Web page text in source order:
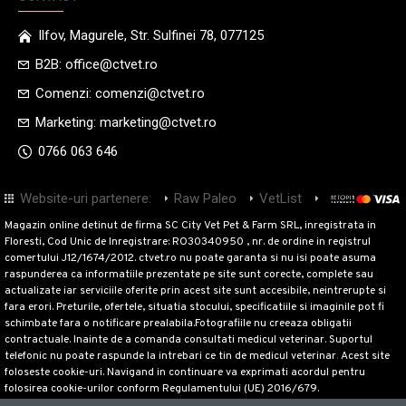
Ilfov, Magurele, Str. Sulfinei 78, 077125
B2B: office@ctvet.ro
Comenzi: comenzi@ctvet.ro
Marketing: marketing@ctvet.ro
0766 063 646
Website-uri partenere: Raw Paleo VetList M-Pets
Magazin online detinut de firma SC City Vet Pet & Farm SRL, inregistrata in
Floresti, Cod Unic de Inregistrare: RO30340950 , nr. de ordine in registrul
comertului J12/1674/2012. ctvet.ro nu poate garanta si nu isi poate asuma
raspunderea ca informatiile prezentate pe site sunt corecte, complete sau
actualizate iar serviciile oferite prin acest site sunt accesibile, neintrerupte si
fara erori. Preturile, ofertele, situatia stocului, specificatiile si imaginile pot fi
schimbate fara o notificare prealabila.Fotografiile nu creeaza obligatii
contractuale. Inainte de a comanda consultati medicul veterinar. Suportul
telefonic nu poate raspunde la intrebari ce tin de medicul veterinar.Acest site
foloseste cookie-uri. Navigand in continuare va exprimati acordul pentru
folosirea cookie-urilor conform Regulamentului (UE) 2016/679.